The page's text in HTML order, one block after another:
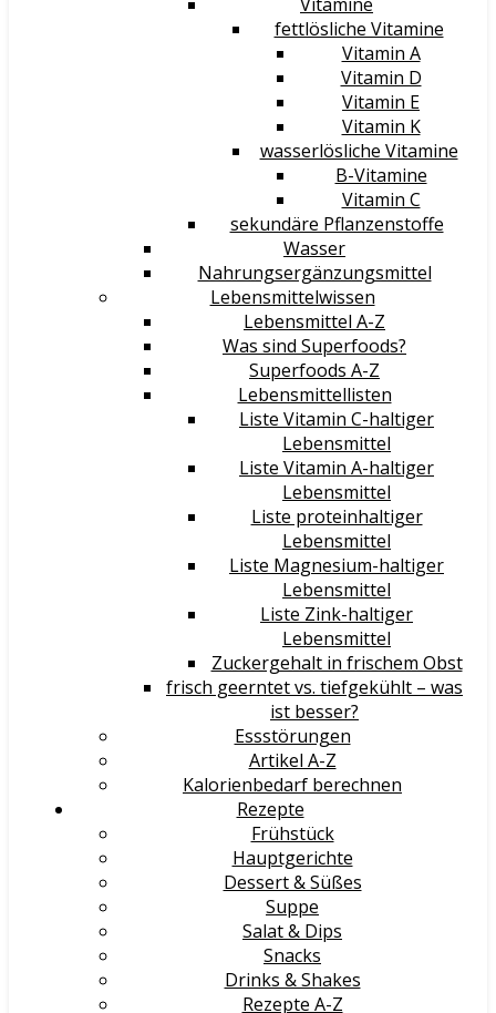
fettlösliche Vitamine
Vitamin A
Vitamin D
Vitamin E
Vitamin K
wasserlösliche Vitamine
B-Vitamine
Vitamin C
sekundäre Pflanzenstoffe
Wasser
Nahrungsergänzungsmittel
Lebensmittelwissen
Lebensmittel A-Z
Was sind Superfoods?
Superfoods A-Z
Lebensmittellisten
Liste Vitamin C-haltiger
Lebensmittel
Liste Vitamin A-haltiger
Lebensmittel
Liste proteinhaltiger
Lebensmittel
Liste Magnesium-haltiger
Lebensmittel
Liste Zink-haltiger
Lebensmittel
Zuckergehalt in frischem Obst
frisch geerntet vs. tiefgekühlt – was
ist besser?
Essstörungen
Artikel A-Z
Kalorienbedarf berechnen
Rezepte
Frühstück
Hauptgerichte
Dessert & Süßes
Suppe
Salat & Dips
Snacks
Drinks & Shakes
Rezepte A-Z